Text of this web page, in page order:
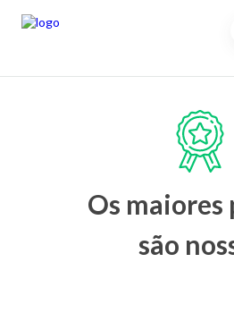
Os maiores
são